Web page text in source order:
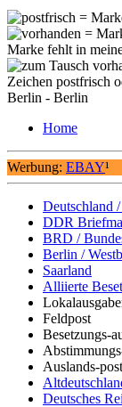
=
=
Marke fehlt in
Zeichen postfrisch
Berlin - Berlin
Home
Werbung: EBAY¹
Deutschland
DDR
BRD /
Berlin /
Saarland
Alliierte
Feldpost
Besetzungs-
Auslands-
Deutsches